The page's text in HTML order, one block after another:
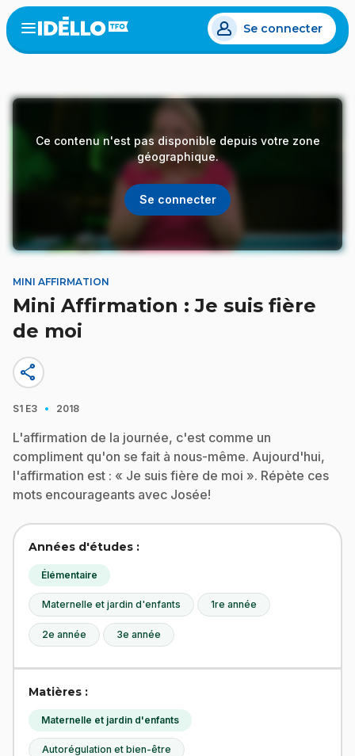
Aller
au
contenu
Open
menu
Se connecter
Ce contenu n'est pas disponible depuis votre zone
géographique.
Se connecter
MINI AFFIRMATION
Mini Affirmation : Je suis fière
de moi
share
S1 E3 · 2018
L'affirmation de la journée, c'est comme un
compliment qu'on se fait à nous-même. Aujourd'hui,
l'affirmation est : « Je suis fière de moi ». Répète ces
mots encourageants avec Josée!
Années d'études :
Élémentaire
Maternelle et jardin d'enfants 1re année
2e année 3e année
Matières :
Maternelle et jardin d'enfants
Autorégulation et bien-être